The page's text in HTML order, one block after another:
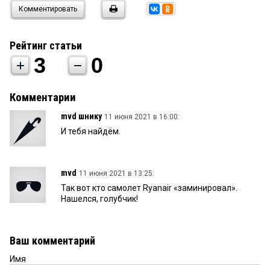
Комментировать
Рейтинг статьи
3 0
Комментарии
mvd шнику 11 июня 2021 в 16:00:
И тебя найдём.
mvd 11 июня 2021 в 13:25:
Так вот кто самолет Ryanair «заминировал».
Нашелся, голубчик!
Ваш комментарий
Имя